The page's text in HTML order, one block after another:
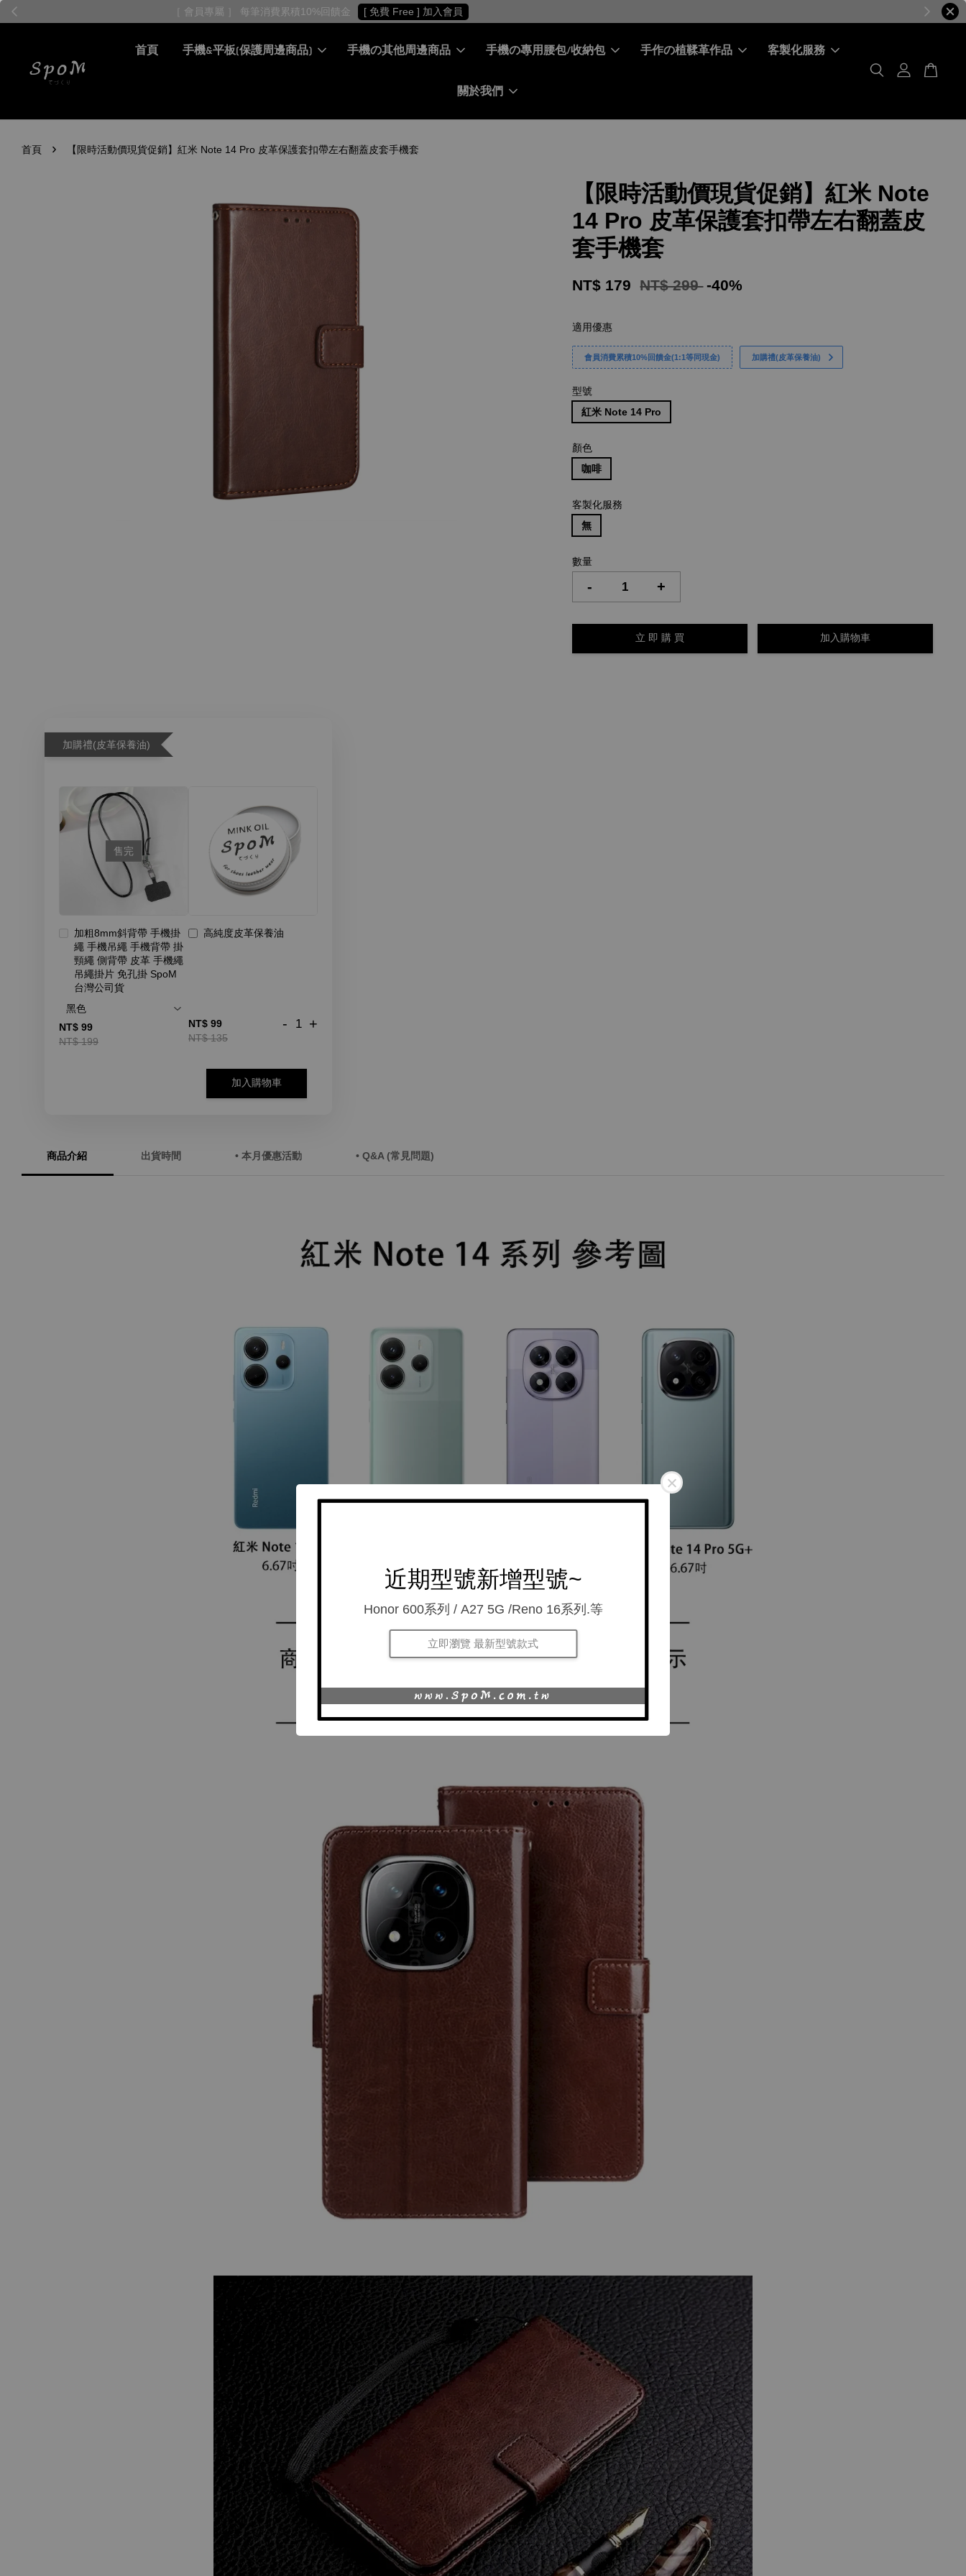
［ 會員專屬 ］ 每筆消費累積10%回饋金
近期型號新增型號~
Honor 600系列 / A27 5G /Reno 16系列.等
立即瀏覽 最新型號款式
首頁 手機&平板(保護周邊商品) 手機の其他周邊商品 手機の專用腰包/收納包 手作の植鞣革作品 客製化服務
關於我們
首頁 › 【限時活動價現貨促銷】紅米 Note 14 Pro 皮革保護套扣帶左右翻蓋皮套手機套
【限時活動價現貨促銷】紅米 Note
14 Pro 皮革保護套扣帶左右翻蓋皮
套手機套
NT$ 179 NT$ 299 -40%
適用優惠
會員消費累積10%回饋金(1:1等同現金) 加購禮(皮革保養油)
型號
紅米 Note 14 Pro
顏色
咖啡
客製化服務
無
數量
- +
立 即 購 買 加入購物車
加購禮(皮革保養油)
售完
加粗8mm斜背帶 手機掛
繩 手機吊繩 手機背帶 掛
頸繩 側背帶 皮革 手機繩
吊繩掛片 免孔掛 SpoM
台灣公司貨
NT$ 99
NT$ 199
高純度皮革保養油
NT$ 99
NT$ 135
- +
加入購物車
商品介紹 出貨時間 • 本月優惠活動 • Q&A (常見問題)